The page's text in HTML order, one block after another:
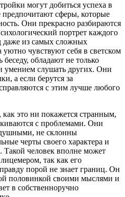
могут добиться успеха в
сферы, которые
Они прекрасно разбираются
портрет каждого
даже из самых сложных
чувствуют себя в светском
обладают не только
умением слушать других. Они
а если берутся за
с этим лучше любого
это ни покажется странным,
с проблемами. Они
не склонны
черты своего характера и
человек вполне может
так как его
порой не знает границ. Он
половинкой своими мыслями и
в собственноручно